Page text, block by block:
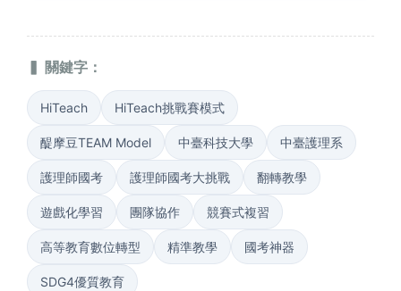
▍ 關鍵字：
HiTeach HiTeach挑戰賽模式
醍摩豆TEAM Model 中臺科技大學 中臺護理系
護理師國考 護理師國考大挑戰 翻轉教學
遊戲化學習 團隊協作 競賽式複習
高等教育數位轉型 精準教學 國考神器
SDG4優質教育